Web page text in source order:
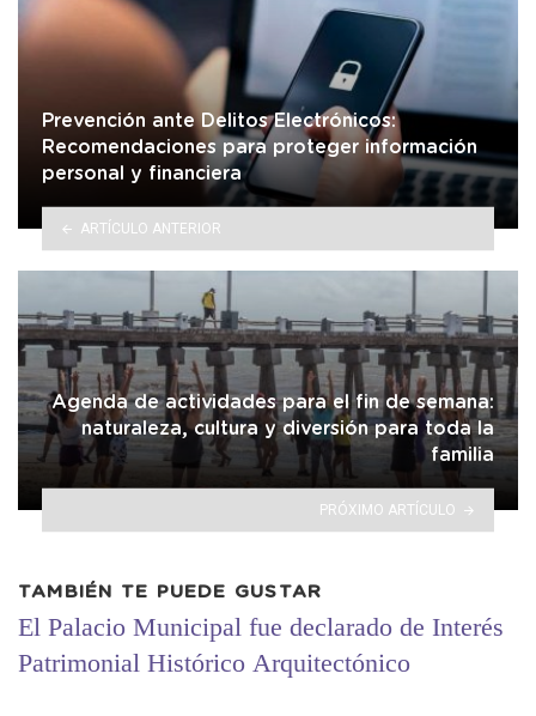
Prevención ante Delitos Electrónicos:
Recomendaciones para proteger información
personal y financiera
ARTÍCULO ANTERIOR
Agenda de actividades para el fin de semana:
naturaleza, cultura y diversión para toda la
familia
PRÓXIMO ARTÍCULO
TAMBIÉN TE PUEDE GUSTAR
El Palacio Municipal fue declarado de Interés
Patrimonial Histórico Arquitectónico